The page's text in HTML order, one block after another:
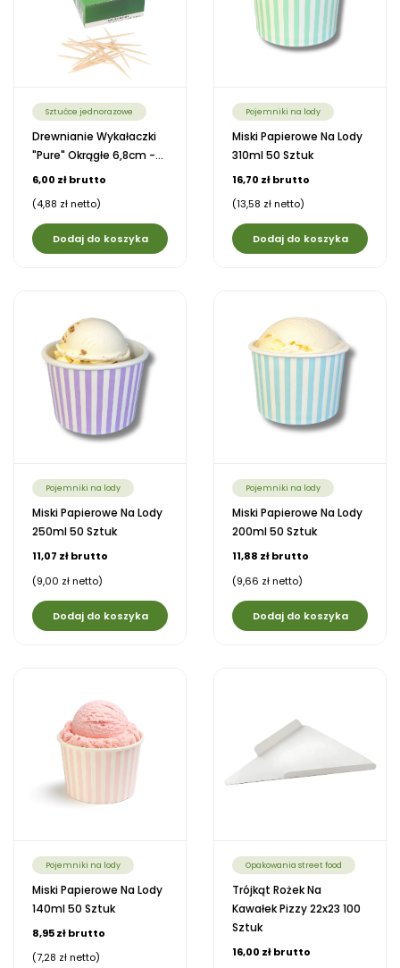
Sztućce jednorazowe
Drewnianie Wykałaczki
"pure" Okrągłe 6,8cm -...
6,00 zł brutto
(4,88 zł netto)
Dodaj do koszyka
Pojemniki na lody
Miski Papierowe Na Lody
310ml 50 Sztuk
16,70 zł brutto
(13,58 zł netto)
Dodaj do koszyka
Pojemniki na lody
Miski Papierowe Na Lody
250ml 50 Sztuk
11,07 zł brutto
(9,00 zł netto)
Dodaj do koszyka
Pojemniki na lody
Miski Papierowe Na Lody
200ml 50 Sztuk
11,88 zł brutto
(9,66 zł netto)
Dodaj do koszyka
Pojemniki na lody
Miski Papierowe Na Lody
140ml 50 Sztuk
8,95 zł brutto
(7,28 zł netto)
Opakowania street food
Trójkąt Rożek Na
Kawałek Pizzy 22x23 100
Sztuk
16,00 zł brutto